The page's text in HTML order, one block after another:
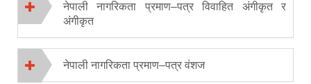
नेपाली नागरिकता प्रमाण–पत्र विवाहित अंगीकृत र
अंगीकृत
नेपाली नागरिकता प्रमाण–पत्र वंशज